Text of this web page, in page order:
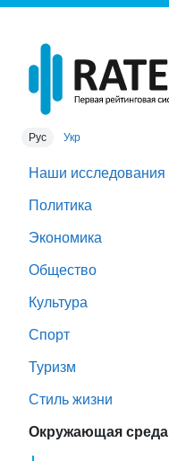
Рус Укр
Наши исследования
Политика
Экономика
Общество
Культура
Спорт
Туризм
Стиль жизни
Окружающая среда